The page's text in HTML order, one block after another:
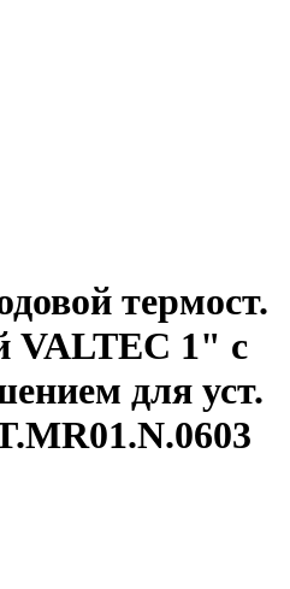
термост.
VALTEC 1" с
для уст.